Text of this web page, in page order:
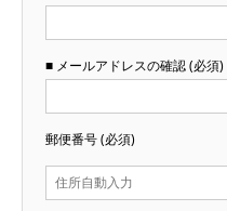
■ メールアドレスの確認 (必須)
郵便番号 (必須)